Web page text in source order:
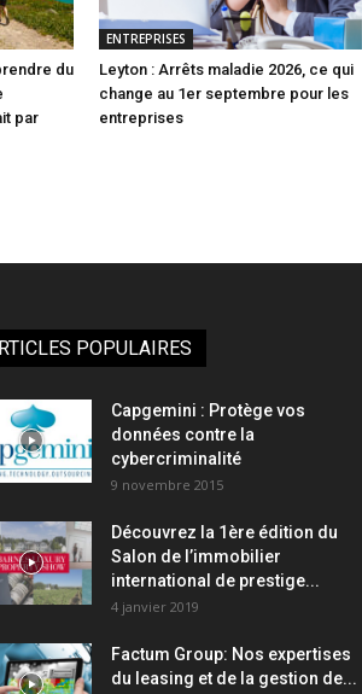
du
par
ENTREPRISES
Leyton : Arrêts maladie 2026, ce qui
change au 1er septembre pour les
entreprises
POPULAIRES
Capgemini : Protège vos
données contre la
cybercriminalité
9 novembre 2015
Découvrez la 1ère édition du
Salon de l’immobilier
international de prestige...
4 janvier 2019
Factum Group: Nos expertises
du leasing et de la gestion de...